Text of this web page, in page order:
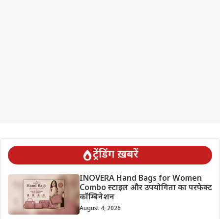
ट्रेंडिंग ख़बरें
INOVERA Hand Bags for Women
Combo स्टाइल और उपयोगिता का परफेक्ट
कॉम्बिनेशन
August 4, 2026